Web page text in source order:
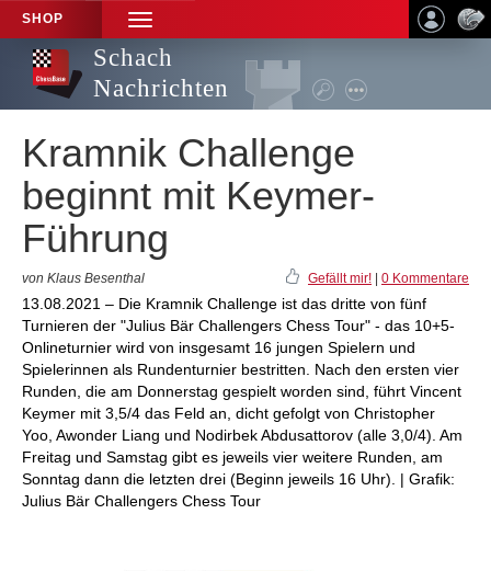
SHOP
TOGGLE
NAVIGATION
Schach
Nachrichten
Kramnik Challenge
beginnt mit Keymer-
Führung
von Klaus Besenthal Gefällt mir! 0 Kommentare
13.08.2021 – Die Kramnik Challenge ist das dritte von fünf
Turnieren der "Julius Bär Challengers Chess Tour" - das 10+5-
Onlineturnier wird von insgesamt 16 jungen Spielern und
Spielerinnen als Rundenturnier bestritten. Nach den ersten vier
Runden, die am Donnerstag gespielt worden sind, führt Vincent
Keymer mit 3,5/4 das Feld an, dicht gefolgt von Christopher
Yoo, Awonder Liang und Nodirbek Abdusattorov (alle 3,0/4). Am
Freitag und Samstag gibt es jeweils vier weitere Runden, am
Sonntag dann die letzten drei (Beginn jeweils 16 Uhr). | Grafik:
Julius Bär Challengers Chess Tour